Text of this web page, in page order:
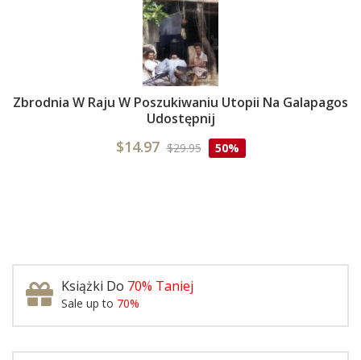
Zbrodnia W Raju W Poszukiwaniu Utopii Na Galapagos
Udostępnij
$14.97 $29.95 50%
Książki Do 70% Taniej
Sale up to 70%